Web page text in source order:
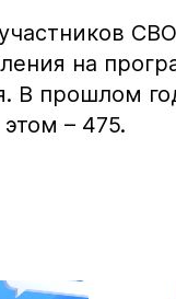
на
В прошлом
– 475.